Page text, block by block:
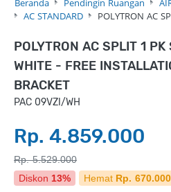
Beranda Pendingin Ruangan
AC STANDARD
POLYTRON AC
POLYTRON AC SPLIT 1 PK
WHITE - FREE
BRACKET
PAC 09VZI/WH
Rp. 4.859.000
Rp. 5.529.000
Diskon 13% Hemat Rp. 670.000